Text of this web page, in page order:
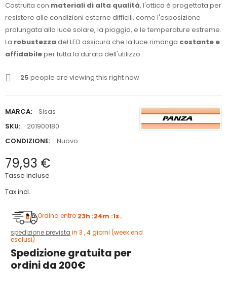
Costruita con materiali di alta qualità, l'ottica è progettata per
resistere alle condizioni esterne difficili, come l'esposizione
prolungata alla luce solare, la pioggia, e le temperature estreme.
La robustezza del LED assicura che la luce rimanga costante e
affidabileper tutta la durata dell'utilizzo.
25 people are viewing this right now
MARCA:
Sisas
SKU:
201900180
CONDIZIONE:
Nuovo
79,93 €
Tasse incluse
Tax incl.
Ordina entro 23h :24m :0s
spedizione prevista in 3 , 4 giorni (week end
esclusi)
Spedizione gratuita per
ordini da 200€